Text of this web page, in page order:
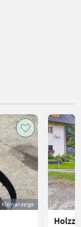
Kleinanzeige